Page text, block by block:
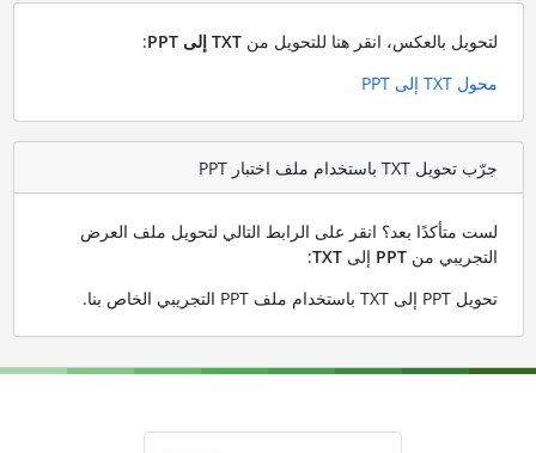
لتحويل بالعكس، انقر هنا للتحويل من TXT إلى PPT
:
محول TXT إلى PPT
جرّب تحويل TXT باستخدام ملف اختبار PPT
لست متأكدًا بعد؟ انقر على الرابط التالي لتحويل ملف العرض
التجريبي من PPTإلى TXT
:
تحويل PPT إلى TXT باستخدام ملف PPT التجريبي الخاص بنا
.